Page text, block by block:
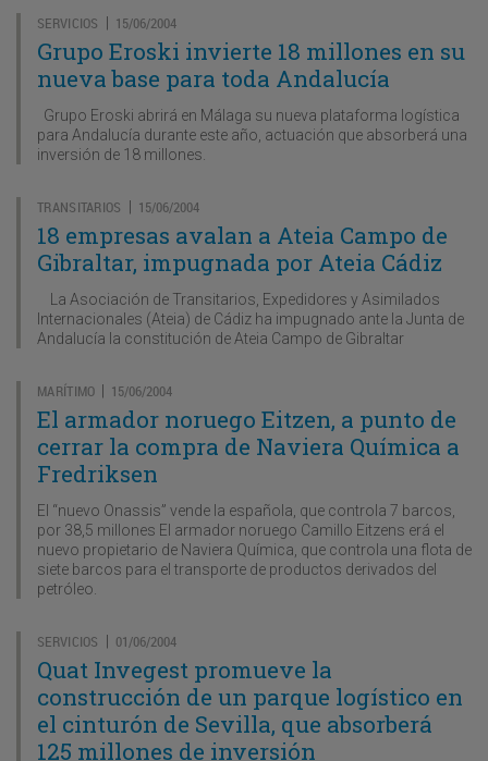
SERVICIOS | 15/06/2004
Grupo Eroski invierte 18 millones en su
nueva base para toda Andalucía
Grupo Eroski abrirá en Málaga su nueva plataforma logística
para Andalucía durante este año, actuación que absorberá una
inversión de 18 millones.
TRANSITARIOS | 15/06/2004
18 empresas avalan a Ateia Campo de
Gibraltar, impugnada por Ateia Cádiz
La Asociación de Transitarios, Expedidores y Asimilados
Internacionales (Ateia) de Cádiz ha impugnado ante la Junta de
Andalucía la constitución de Ateia Campo de Gibraltar
MARÍTIMO | 15/06/2004
El armador noruego Eitzen, a punto de
cerrar la compra de Naviera Química a
Fredriksen
El “nuevo Onassis” vende la española, que controla 7 barcos,
por 38,5 millones El armador noruego Camillo Eitzens erá el
nuevo propietario de Naviera Química, que controla una flota de
siete barcos para el transporte de productos derivados del
petróleo.
SERVICIOS | 01/06/2004
Quat Invegest promueve la
construcción de un parque logístico en
el cinturón de Sevilla, que absorberá
125 millones de inversión